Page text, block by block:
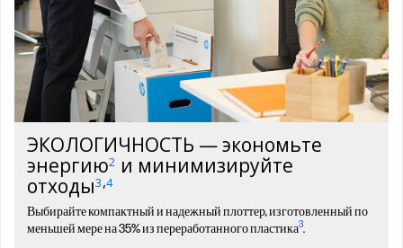
ЭКОЛОГИЧНОСТЬ — экономьте
энергию2 и минимизируйте
отходы3,4
Выбирайте компактный и надежный плоттер, изготовленный по
меньшей мере на 35% из переработанного пластика3.